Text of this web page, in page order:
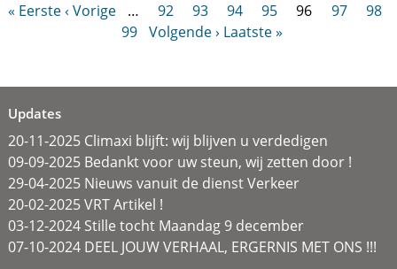
« Eerste‹ Vorige … 92 93 94 95 96 97
98
99 Volgende › Laatste »
Updates
20-11-2025 Climaxi blijft: wij blijven u verdedigen
09-09-2025 Bedankt voor uw steun, wij zetten door !
29-04-2025 Nieuws vanuit de dienst Verkeer
20-02-2025 VRT Artikel !
03-12-2024 Stille tocht Maandag 9 december
07-10-2024 DEEL JOUW VERHAAL, ERGERNIS MET ONS !!!